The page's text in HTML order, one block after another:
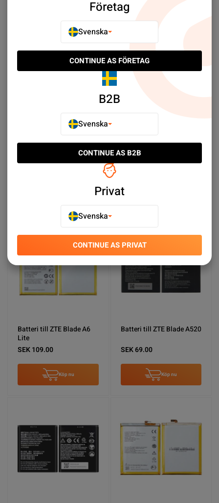
Batteri till ZTE N9835 och
Batteri till ZTE Axon 20 5G
Batteri till ZTE Blade A6
Lite
SEK 109.00
Köp nu
Batteri till ZTE Blade A520
SEK 69.00
Köp nu
Företag
Svenska
CONTINUE AS FÖRETAG
B2B
Svenska
CONTINUE AS B2B
Privat
Svenska
CONTINUE AS PRIVAT